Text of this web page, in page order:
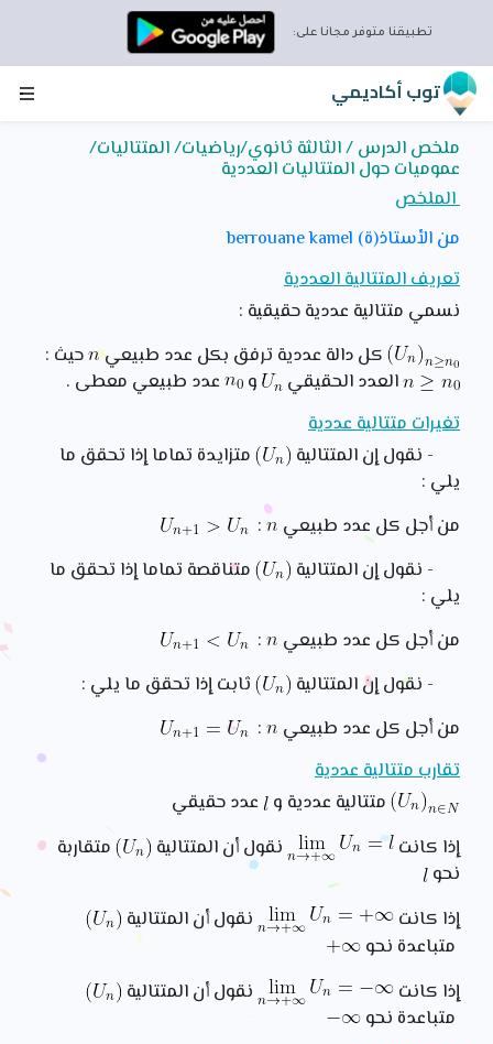
تطبيقنا متوفر مجانا على:
توب أكاديمي
ملخص الدرس / الثالثة ثانوي/رياضيات/ المتتاليات/
عموميات حول المتتاليات العددية
الملخص
من الأستاذ(ة) berrouane kamel
تعريف المتتالية العددية
نسمي متتالية عددية حقيقية :
كل دالة عددية ترفق بكل عدد طبيعي حيث :
العدد الحقيقي
و
عدد طبيعي معطى .
تغيرات متتالية عددية
- نقول إن المتتالية
متزايدة تماما إذا تحقق ما
يلي :
من أجل كل عدد طبيعي
:
- نقول إن المتتالية
متناقصة تماما إذا تحقق ما
يلي :
من أجل كل عدد طبيعي
:
- نقول إن المتتالية
ثابت إذا تحقق ما يلي :
من أجل كل عدد طبيعي
:
تقارب متتالية عددية
متتالية عددية و عدد حقيقي
إذا كانت
نقول أن المتتالية
متقاربة
نحو
إذا كانت
نقول أن المتتالية
متباعدة نحو
إذا كانت
نقول أن المتتالية
متباعدة نحو